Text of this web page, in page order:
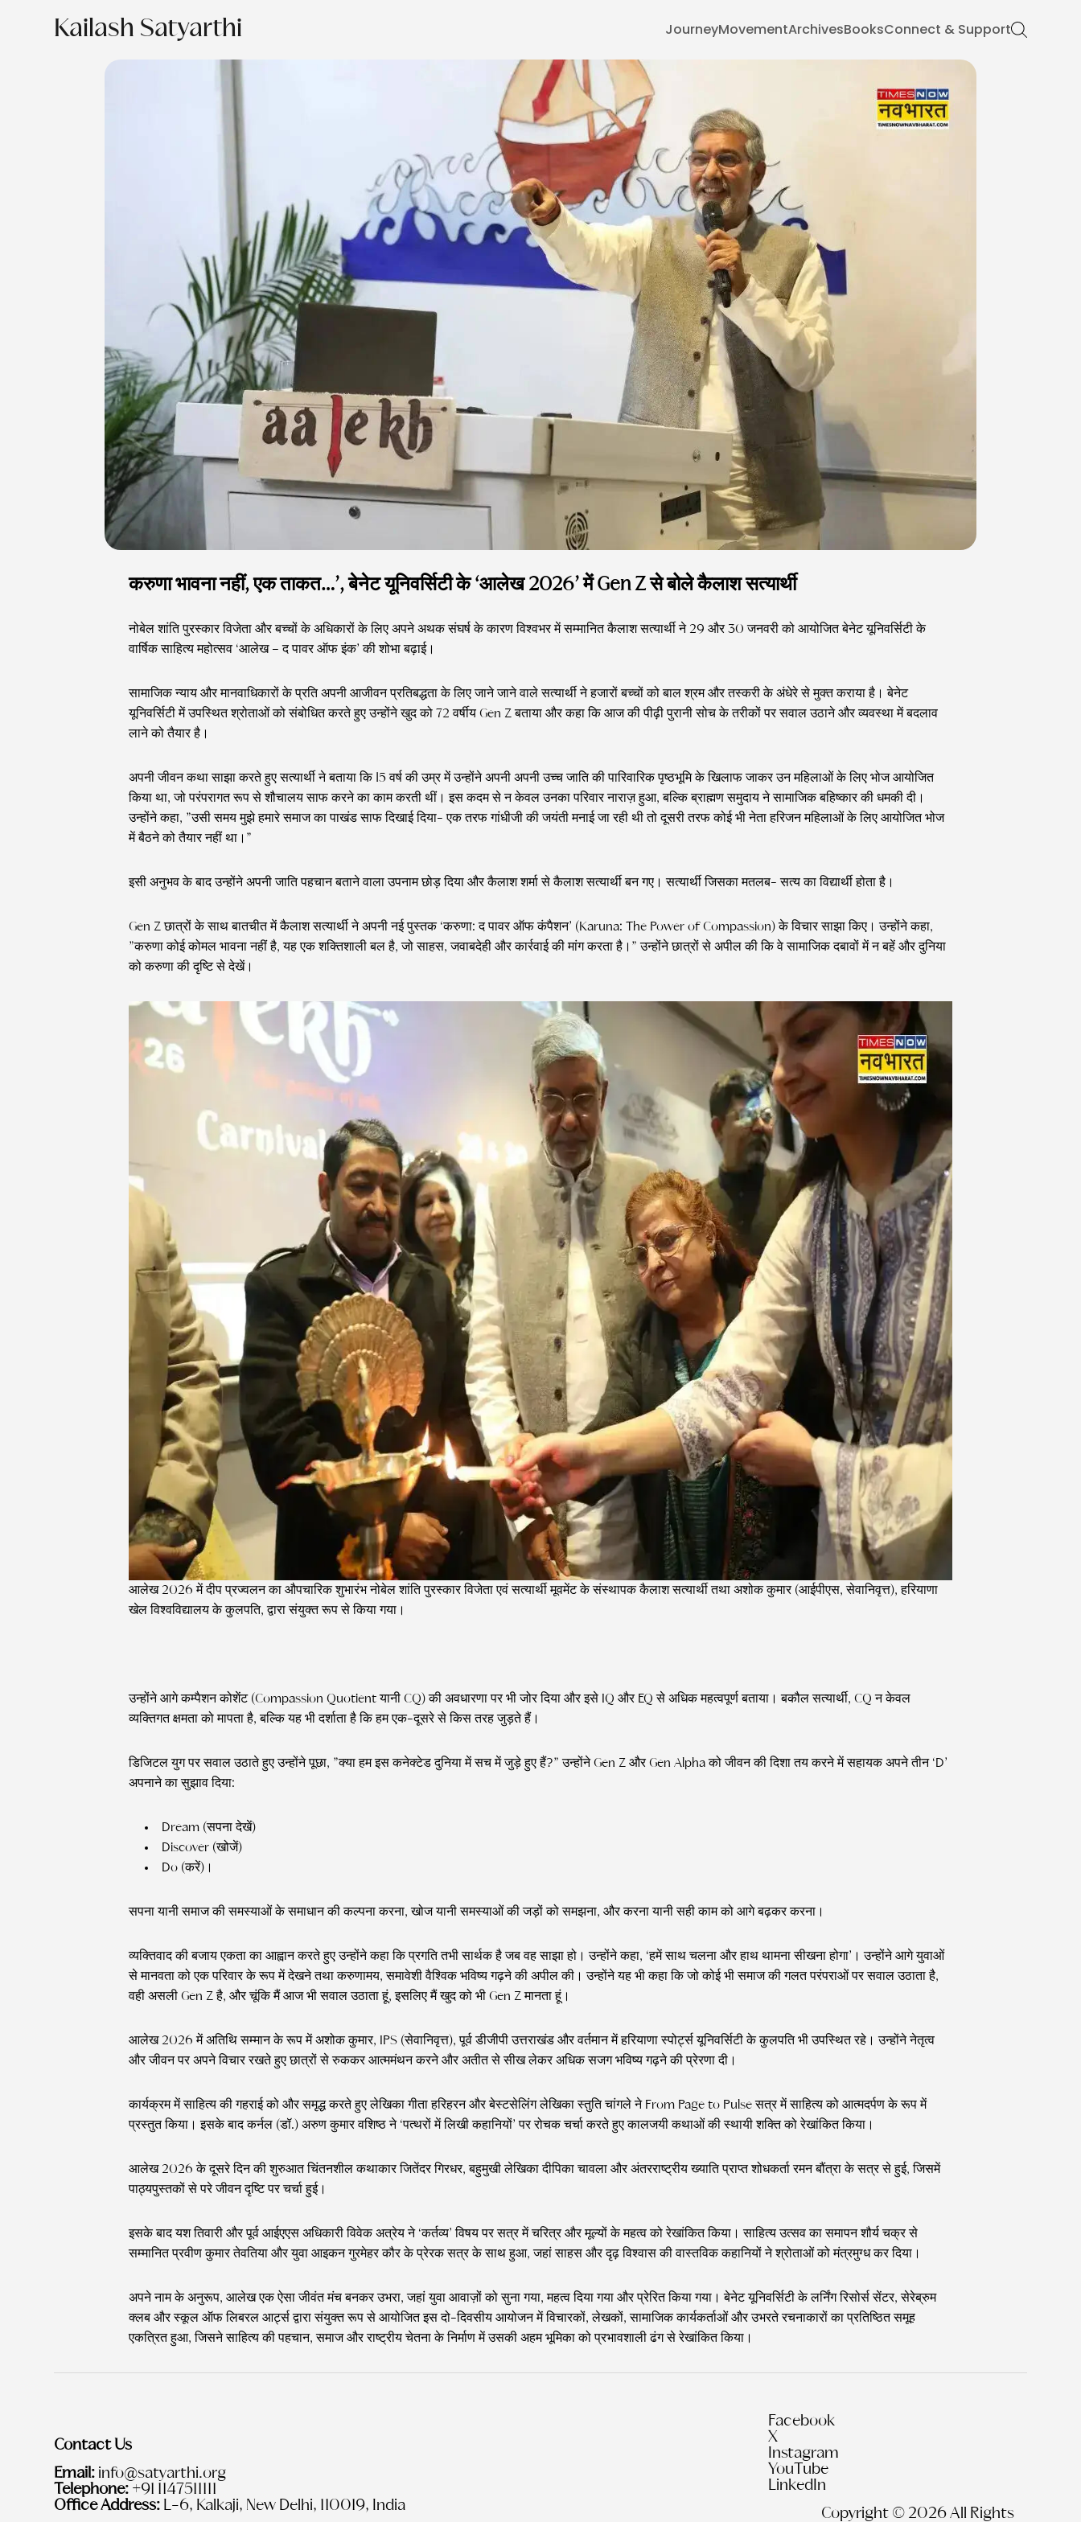
Kailash Satyarthi JourneyMovementArchivesBooksConnect & Support
करुणा भावना नहीं, एक ताकत…’, बेनेट यूनिवर्सिटी के ‘आलेख 2026’ में Gen Z से बोले कैलाश सत्यार्थी
नोबेल शांति पुरस्कार विजेता और बच्चों के अधिकारों के लिए अपने अथक संघर्ष के कारण विश्वभर में सम्मानित कैलाश सत्यार्थी ने 29 और 30 जनवरी को आयोजित बेनेट यूनिवर्सिटी के
वार्षिक साहित्य महोत्सव ‘आलेख – द पावर ऑफ इंक’ की शोभा बढ़ाई।
सामाजिक न्याय और मानवाधिकारों के प्रति अपनी आजीवन प्रतिबद्धता के लिए जाने जाने वाले सत्यार्थी ने हजारों बच्चों को बाल श्रम और तस्करी के अंधेरे से मुक्त कराया है। बेनेट
यूनिवर्सिटी में उपस्थित श्रोताओं को संबोधित करते हुए उन्होंने खुद को 72 वर्षीय Gen Z बताया और कहा कि आज की पीढ़ी पुरानी सोच के तरीकों पर सवाल उठाने और व्यवस्था में बदलाव
लाने को तैयार है।
अपनी जीवन कथा साझा करते हुए सत्यार्थी ने बताया कि 15 वर्ष की उम्र में उन्होंने अपनी अपनी उच्च जाति की पारिवारिक पृष्ठभूमि के खिलाफ जाकर उन महिलाओं के लिए भोज आयोजित
किया था, जो परंपरागत रूप से शौचालय साफ करने का काम करती थीं। इस कदम से न केवल उनका परिवार नाराज़ हुआ, बल्कि ब्राह्मण समुदाय ने सामाजिक बहिष्कार की धमकी दी।
उन्होंने कहा, ”उसी समय मुझे हमारे समाज का पाखंड साफ दिखाई दिया- एक तरफ गांधीजी की जयंती मनाई जा रही थी तो दूसरी तरफ कोई भी नेता हरिजन महिलाओं के लिए आयोजित भोज
में बैठने को तैयार नहीं था।”
इसी अनुभव के बाद उन्होंने अपनी जाति पहचान बताने वाला उपनाम छोड़ दिया और कैलाश शर्मा से कैलाश सत्यार्थी बन गए। सत्यार्थी जिसका मतलब- सत्य का विद्यार्थी होता है।
Gen Z छात्रों के साथ बातचीत में कैलाश सत्यार्थी ने अपनी नई पुस्तक ‘करुणा: द पावर ऑफ कंपैशन’ (Karuna: The Power of Compassion) के विचार साझा किए। उन्होंने कहा,
”करुणा कोई कोमल भावना नहीं है, यह एक शक्तिशाली बल है, जो साहस, जवाबदेही और कार्रवाई की मांग करता है।” उन्होंने छात्रों से अपील की कि वे सामाजिक दबावों में न बहें और दुनिया
को करुणा की दृष्टि से देखें।
आलेख 2026 में दीप प्रज्वलन का औपचारिक शुभारंभ नोबेल शांति पुरस्कार विजेता एवं सत्यार्थी मूवमेंट के संस्थापक कैलाश सत्यार्थी तथा अशोक कुमार (आईपीएस, सेवानिवृत्त), हरियाणा
खेल विश्वविद्यालय के कुलपति, द्वारा संयुक्त रूप से किया गया।
उन्होंने आगे कम्पैशन कोशेंट (Compassion Quotient यानी CQ) की अवधारणा पर भी जोर दिया और इसे IQ और EQ से अधिक महत्वपूर्ण बताया। बकौल सत्यार्थी, CQ न केवल
व्यक्तिगत क्षमता को मापता है, बल्कि यह भी दर्शाता है कि हम एक-दूसरे से किस तरह जुड़ते हैं।
डिजिटल युग पर सवाल उठाते हुए उन्होंने पूछा, ”क्या हम इस कनेक्टेड दुनिया में सच में जुड़े हुए हैं?” उन्होंने Gen Z और Gen Alpha को जीवन की दिशा तय करने में सहायक अपने तीन ‘D’
अपनाने का सुझाव दिया:
Dream (सपना देखें)
Discover (खोजें)
Do (करें)।
सपना यानी समाज की समस्याओं के समाधान की कल्पना करना, खोज यानी समस्याओं की जड़ों को समझना, और करना यानी सही काम को आगे बढ़कर करना।
व्यक्तिवाद की बजाय एकता का आह्वान करते हुए उन्होंने कहा कि प्रगति तभी सार्थक है जब वह साझा हो। उन्होंने कहा, ‘हमें साथ चलना और हाथ थामना सीखना होगा’। उन्होंने आगे युवाओं
से मानवता को एक परिवार के रूप में देखने तथा करुणामय, समावेशी वैश्विक भविष्य गढ़ने की अपील की। उन्होंने यह भी कहा कि जो कोई भी समाज की गलत परंपराओं पर सवाल उठाता है,
वही असली Gen Z है, और चूंकि मैं आज भी सवाल उठाता हूं, इसलिए मैं खुद को भी Gen Z मानता हूं।
आलेख 2026 में अतिथि सम्मान के रूप में अशोक कुमार, IPS (सेवानिवृत्त), पूर्व डीजीपी उत्तराखंड और वर्तमान में हरियाणा स्पोर्ट्स यूनिवर्सिटी के कुलपति भी उपस्थित रहे। उन्होंने नेतृत्व
और जीवन पर अपने विचार रखते हुए छात्रों से रुककर आत्ममंथन करने और अतीत से सीख लेकर अधिक सजग भविष्य गढ़ने की प्रेरणा दी।
कार्यक्रम में साहित्य की गहराई को और समृद्ध करते हुए लेखिका गीता हरिहरन और बेस्टसेलिंग लेखिका स्तुति चांगले ने From Page to Pulse सत्र में साहित्य को आत्मदर्पण के रूप में
प्रस्तुत किया। इसके बाद कर्नल (डॉ.) अरुण कुमार वशिष्ठ ने ‘पत्थरों में लिखी कहानियों’ पर रोचक चर्चा करते हुए कालजयी कथाओं की स्थायी शक्ति को रेखांकित किया।
आलेख 2026 के दूसरे दिन की शुरुआत चिंतनशील कथाकार जितेंदर गिरधर, बहुमुखी लेखिका दीपिका चावला और अंतरराष्ट्रीय ख्याति प्राप्त शोधकर्ता रमन बौंत्रा के सत्र से हुई, जिसमें
पाठ्यपुस्तकों से परे जीवन दृष्टि पर चर्चा हुई।
इसके बाद यश तिवारी और पूर्व आईएएस अधिकारी विवेक अत्रेय ने ‘कर्तव्य’ विषय पर सत्र में चरित्र और मूल्यों के महत्व को रेखांकित किया। साहित्य उत्सव का समापन शौर्य चक्र से
सम्मानित प्रवीण कुमार तेवतिया और युवा आइकन गुरमेहर कौर के प्रेरक सत्र के साथ हुआ, जहां साहस और दृढ़ विश्वास की वास्तविक कहानियों ने श्रोताओं को मंत्रमुग्ध कर दिया।
अपने नाम के अनुरूप, आलेख एक ऐसा जीवंत मंच बनकर उभरा, जहां युवा आवाज़ों को सुना गया, महत्व दिया गया और प्रेरित किया गया। बेनेट यूनिवर्सिटी के लर्निंग रिसोर्स सेंटर, सेरेब्रुम
क्लब और स्कूल ऑफ लिबरल आर्ट्स द्वारा संयुक्त रूप से आयोजित इस दो-दिवसीय आयोजन में विचारकों, लेखकों, सामाजिक कार्यकर्ताओं और उभरते रचनाकारों का प्रतिष्ठित समूह
एकत्रित हुआ, जिसने साहित्य की पहचान, समाज और राष्ट्रीय चेतना के निर्माण में उसकी अहम भूमिका को प्रभावशाली ढंग से रेखांकित किया।
Contact Us
Email: info@satyarthi.org
Telephone: +91 1147511111
Office Address: L-6, Kalkaji, New Delhi, 110019, India
Facebook
X
Instagram
YouTube
LinkedIn
Copyright © 2026 All Rights